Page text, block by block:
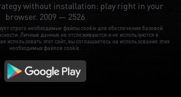
without installation: play right in your
browser. 2009 — 2526
строго необходимые файлы cookie для обеспечения базовой
Личные данные не отслеживаются и не используются в
использовать этот сайт, вы соглашаетесь на использование этих
необходимых файлов cookie.